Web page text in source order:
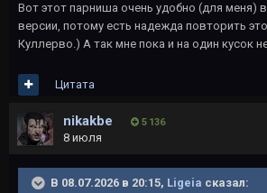
Вот этот парниша очень удобно (для меня)
версии, потому есть надежда повторить
Куллерво.) А так мне пока и на один кусок
Цитата
nikakbe 5 136
8 июля
В 08.07.2026 в 20:15, Ligeia сказал: